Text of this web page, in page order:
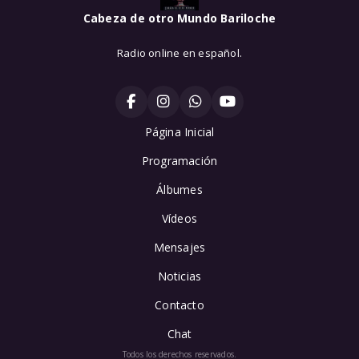
Cabeza de otro Mundo Bariloche
Radio online en español.
Página Inicial
Programación
Álbumes
Vídeos
Mensajes
Noticias
Contacto
Chat
Todos los derechos reservados.